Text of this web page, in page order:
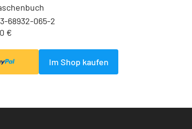
68932-065-2
€
Im Shop kaufen